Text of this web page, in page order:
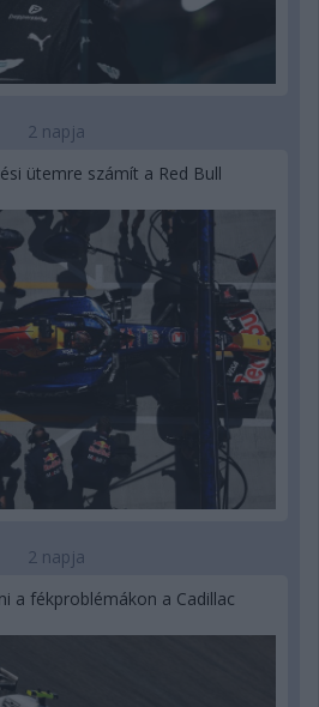
2 napja
ütemre számít a Red Bull
2 napja
a fékproblémákon a Cadillac